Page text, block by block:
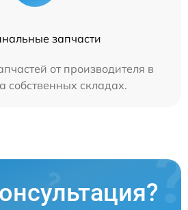
запчасти
от производителя в
собственных складах.